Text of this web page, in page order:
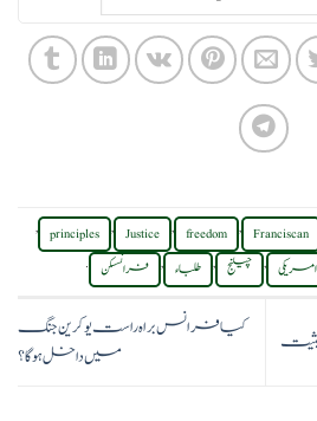
Franciscan
,
freedom
,
Justice
,
principles
,
امریکی , چیلنج , طلباء , فرانسسکن .
کیا فرانس براہ راست یوکرین جنگ
میں داخل ہو گا؟